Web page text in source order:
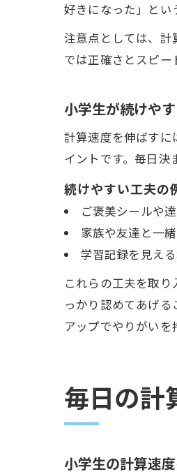
好きになった」とい
注意点としては、
では正確さとスピー
小学生が続けや
計算速度を伸ばす
イントです。毎日決
続けやすい工夫の
ご褒美シールや
家族や友達と一
学習記録を見え
これらの工夫を取
っかり認めてあげ
アップでやりがいを
毎日の計
小学生の計算速